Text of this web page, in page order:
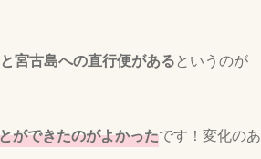
宮古島への直行便がある というのが
ができたのがよかったです！変化のあ